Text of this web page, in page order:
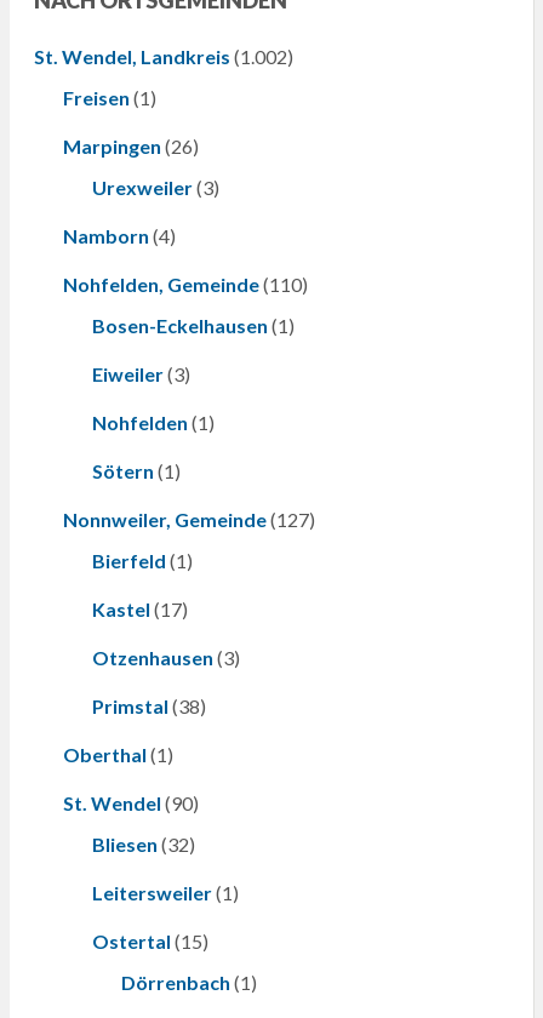
St. Wendel, Landkreis (1.002)
Freisen (1)
Marpingen (26)
Urexweiler(3)
Namborn (4)
Nohfelden, Gemeinde(110)
Bosen-Eckelhausen (1)
Eiweiler(3)
Nohfelden (1)
Sötern (1)
Nonnweiler, Gemeinde(127)
Bierfeld (1)
Kastel (17)
Otzenhausen (3)
Primstal (38)
Oberthal (1)
St. Wendel (90)
Bliesen (32)
Leitersweiler(1)
Ostertal (15)
Dörrenbach (1)